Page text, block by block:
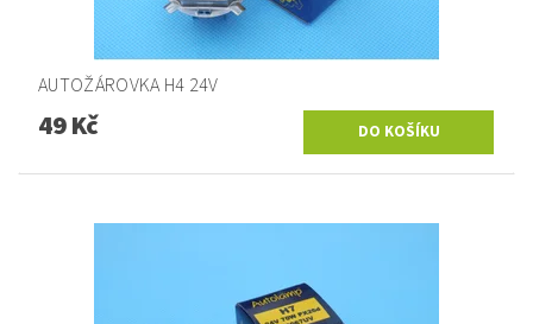
AUTOŽÁROVKA H4 24V
49 Kč